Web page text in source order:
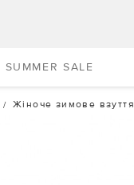
SUMMER SALE
Жіноче зимове взуття